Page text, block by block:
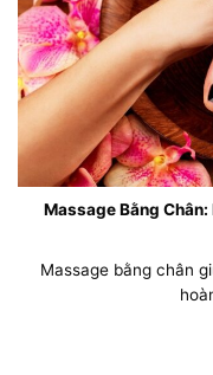
Massage Bằng
Massage bằng chân